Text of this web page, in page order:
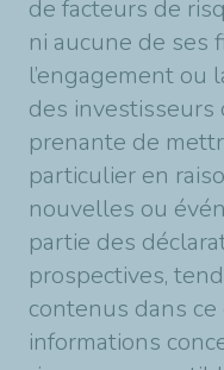
de facteurs de
ni aucune de ses
l’engagement ou
des
prenante de
particulier en
nouvelles ou
partie des
prospectives,
contenus dans
informations